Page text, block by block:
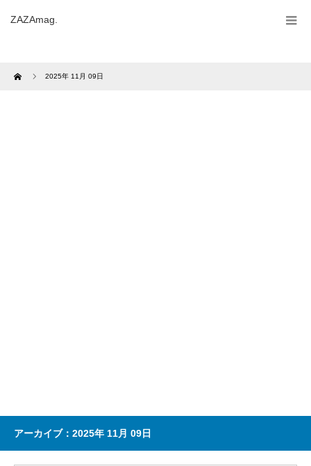
ZAZAmag.
Home 2025年 11月 09日
アーカイブ：2025年 11月 09日